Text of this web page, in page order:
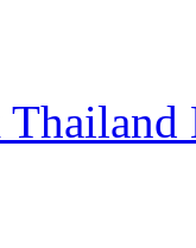
Thailand